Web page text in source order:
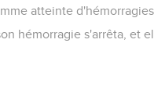
atteinte d'hémorragies
hémorragie s'arrêta, et